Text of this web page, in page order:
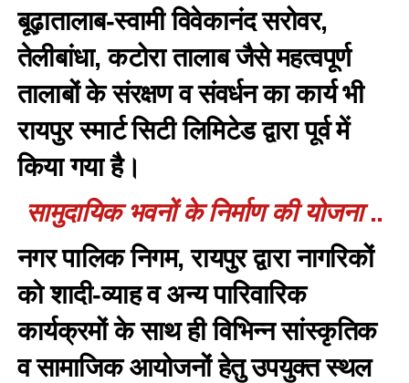
बूढ़ातालाब-स्वामी विवेकानंद सरोवर,
तेलीबांधा, कटोरा तालाब जैसे महत्वपूर्ण
तालाबों के संरक्षण व संवर्धन का कार्य भी
रायपुर स्मार्ट सिटी लिमिटेड द्वारा पूर्व में
किया गया है।
सामुदायिक भवनों के निर्माण की योजना..
नगर पालिक निगम, रायपुर द्वारा नागरिकों
को शादी-व्याह व अन्य पारिवारिक
कार्यक्रमों के साथ ही विभिन्न सांस्कृतिक
व सामाजिक आयोजनों हेतु उपयुक्त स्थल